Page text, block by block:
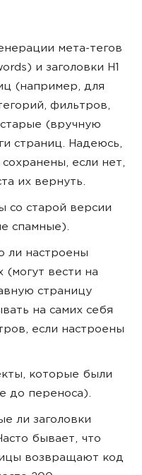
мета-тегов
и заголовки H1
(например, для
фильтров,
(вручную
страниц. Надеюсь,
если нет,
их вернуть.
со старой версии
спамные).
ли настроены
(могут вести на
страницу
на самих себя
если настроены
которые были
до переноса).
ли заголовки
бывает, что
возвращают код